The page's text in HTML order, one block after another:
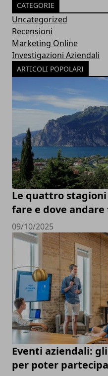
CATEGORIE
Uncategorized
Recensioni
Marketing Online
Investigazioni Aziendali
ARTICOLI POPOLARI
Le quattro
fare e dove
09/10/2025
Eventi aziendali:
per poter